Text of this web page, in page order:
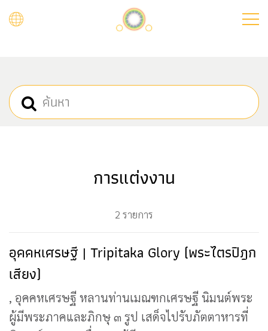
การแต่งงาน
2 รายการ
อุคคหเศรษฐี | Tripitaka Glory (พระไตรปิฎก
เสียง)
, อุคคหเศรษฐี หลานท่านเมณฑกเศรษฐี นิมนต์พระ
ผู้มีพระภาคและภิกษุ ๓ รูป เสด็จไปรับภัตตาหารที่